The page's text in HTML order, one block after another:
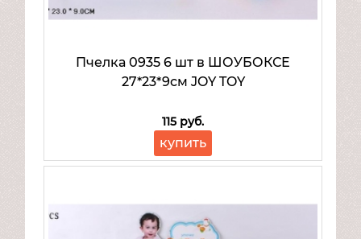
Пчелка 0935 6 шт в ШОУБОКСЕ
27*23*9см JOY TOY
115 руб.
купить